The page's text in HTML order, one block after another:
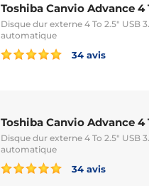
Toshiba Canvio Advance 4
Disque dur externe 4 To 2.5" USB
automatique
34 avis
Toshiba Canvio Advance 4
Disque dur externe 4 To 2.5" USB
automatique
34 avis